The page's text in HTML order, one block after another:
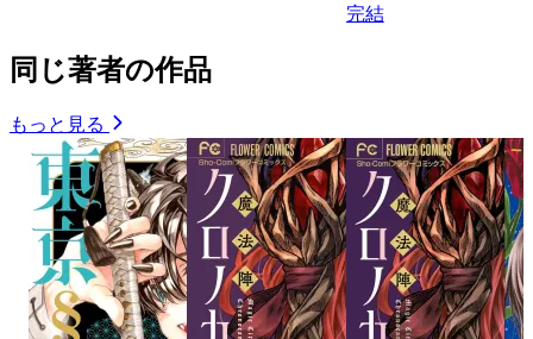
完結
同じ著者の作品
もっと見る